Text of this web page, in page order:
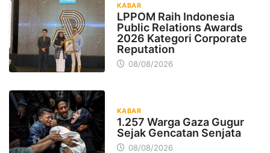
KABAR
LPPOM Raih Indonesia
Public Relations Awards
2026 Kategori Corporate
Reputation
08/08/2026
KABAR
1.257 Warga Gaza Gugur
Sejak Gencatan Senjata
08/08/2026